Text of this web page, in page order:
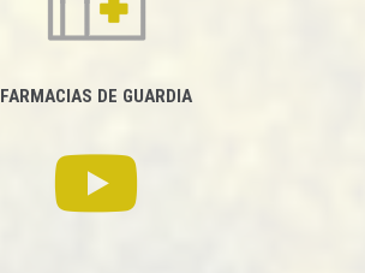
FARMACIAS DE GUARDIA